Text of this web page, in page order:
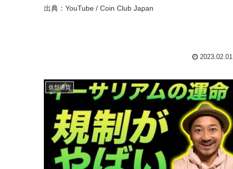
出典：YouTube / Coin Club Japan
2023.02.01
仮想通貨